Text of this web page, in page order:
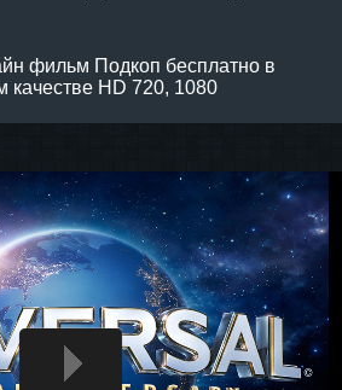
фильм Подкоп бесплатно в
качестве HD 720, 1080